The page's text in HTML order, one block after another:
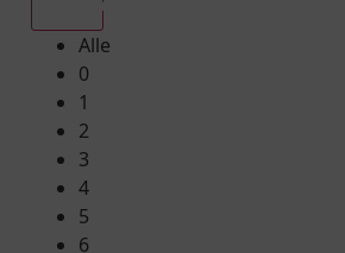
Alle
0
1
2
3
4
5
6